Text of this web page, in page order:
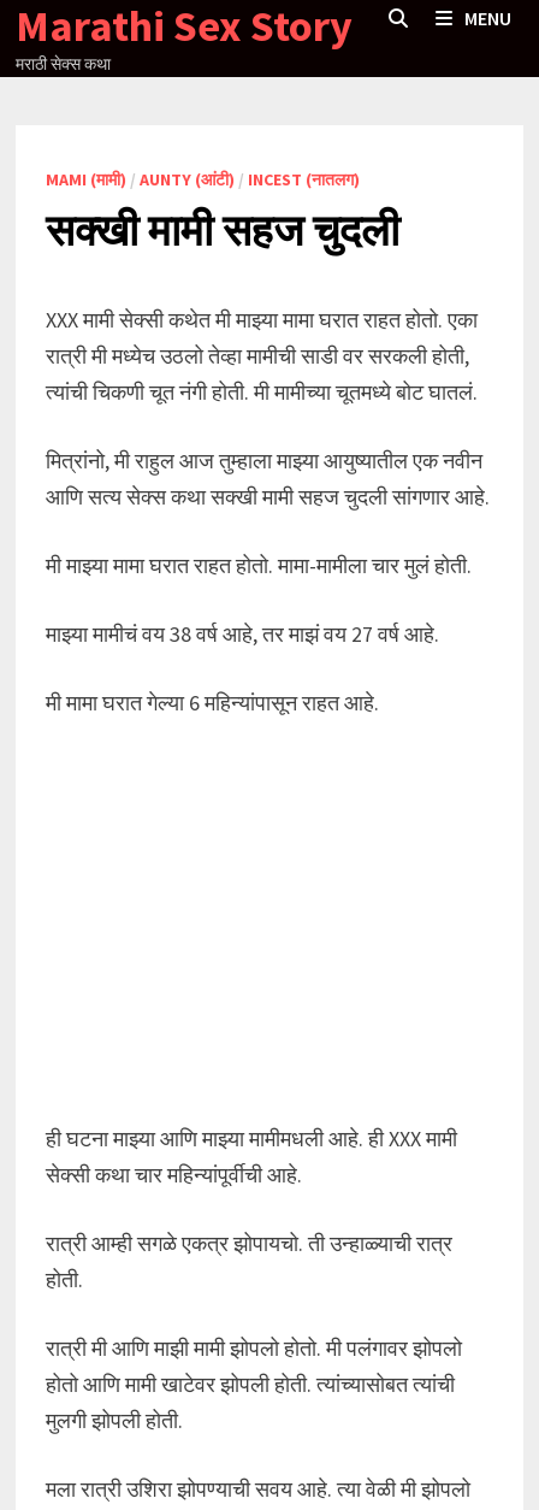
Skip
content
Marathi Sex Story
मराठी सेक्स कथा
MENU
MAMI (मामी) / AUNTY (आंटी) / INCEST (नातलग)
सक्खी मामी सहज चुदली
XXX मामी सेक्सी कथेत मी माझ्या मामा घरात राहत होतो. एका
रात्री मी मध्येच उठलो तेव्हा मामीची साडी वर सरकली होती,
त्यांची चिकणी चूत नंगी होती. मी मामीच्या चूतमध्ये बोट घातलं.
मित्रांनो, मी राहुल आज तुम्हाला माझ्या आयुष्यातील एक नवीन
आणि सत्य सेक्स कथा सक्खी मामी सहज चुदली सांगणार आहे.
मी माझ्या मामा घरात राहत होतो. मामा-मामीला चार मुलं होती.
माझ्या मामीचं वय 38 वर्ष आहे, तर माझं वय 27 वर्ष आहे.
मी मामा घरात गेल्या 6 महिन्यांपासून राहत आहे.
ही घटना माझ्या आणि माझ्या मामीमधली आहे. ही XXX मामी
सेक्सी कथा चार महिन्यांपूर्वीची आहे.
रात्री आम्ही सगळे एकत्र झोपायचो. ती उन्हाळ्याची रात्र
होती.
रात्री मी आणि माझी मामी झोपलो होतो. मी पलंगावर झोपलो
होतो आणि मामी खाटेवर झोपली होती. त्यांच्यासोबत त्यांची
मुलगी झोपली होती.
मला रात्री उशिरा झोपण्याची सवय आहे. त्या वेळी मी झोपलो